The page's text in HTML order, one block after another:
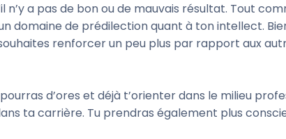
n’y a pas de bon ou de mauvais résultat. Tout
domaine de prédilection quant à ton intellect.
renforcer un peu plus par rapport aux
d’ores et déjà t’orienter dans le milieu
ta carrière. Tu prendras également plus